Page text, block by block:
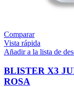
Comparar
Vista rápida
Añadir a la lista de
BLISTER X3
ROSA